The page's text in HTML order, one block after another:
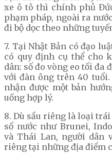
xe ô tô thì chính phủ
phạm pháp, ngoài ra
đi bộ dọc theo những
7. Tại Nhật Bản có đạo
có quy định cụ thể cho
dân: số đo vòng eo tối đa
với đàn ông trên 40
nhận được một bản
uống hợp lý.
8. Dù sầu riêng là loại
số nước như Brunei,
và Thái Lan, người dân
riêng tại những địa điểm